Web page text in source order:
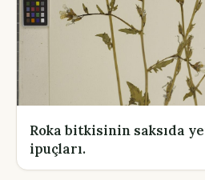
Roka bitkisinin saksıda
ipuçları.